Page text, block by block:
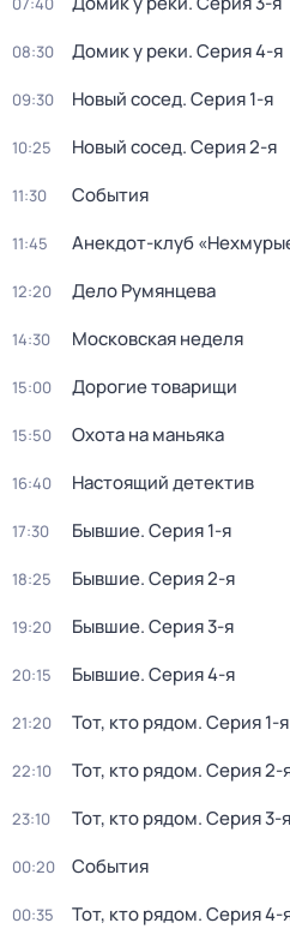
08:30 Домик у реки. Серия 4-я
09:30 Новый сосед. Серия 1-я
10:25 Новый сосед. Серия 2-я
11:30 События
11:45 Анекдот-клуб
12:20 Дело Румянцева
14:30 Московская неделя
15:00 Дорогие товарищи
15:50 Охота на маньяка
16:40 Настоящий детектив
17:30 Бывшие. Серия 1-я
18:25 Бывшие. Серия 2-я
19:20 Бывшие. Серия 3-я
20:15 Бывшие. Серия 4-я
21:20 Тот, кто рядом. Серия 1-я
22:10 Тот, кто рядом. Серия 2-
23:10 Тот, кто рядом. Серия 3-я
00:20 События
00:35 Тот, кто рядом. Серия 4-